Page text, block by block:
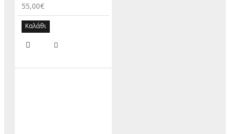
55,00€
Καλάθι